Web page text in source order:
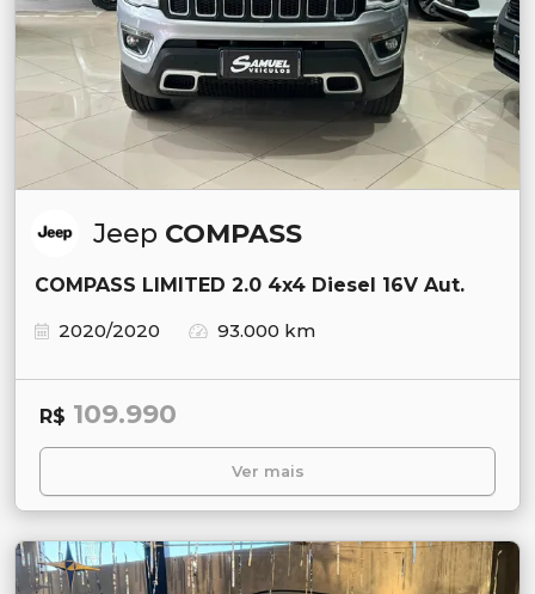
Jeep COMPASS
COMPASS LIMITED 2.0 4x4 Diesel 16V Aut.
2020/2020
93.000 km
R$ 109.990
Ver mais